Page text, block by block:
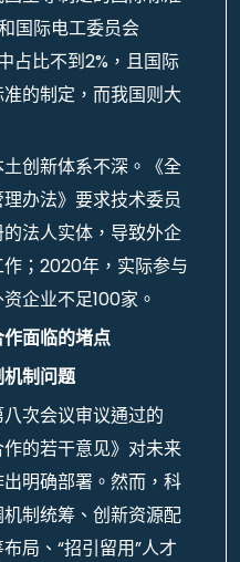
国际电工委员会
占比不到2%，且国际
的制定，而我国则大
创新体系不深。《全
办法》要求技术委员
法人实体，导致外企
；2020年，实际参与
企业不足100家。
面临的堵点
制问题
次会议审议通过的
作的若干意见》对未来
明确部署。然而，科
制统筹、创新资源配
局、“招引留用”人才